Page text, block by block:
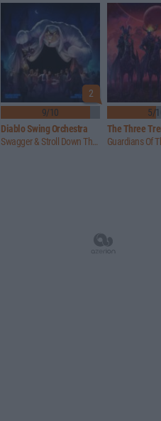
2
9/10
Diablo Swing Orchestra
Swagger & Stroll Down The Rabbit Hole
5/
The Three
Guardians Of